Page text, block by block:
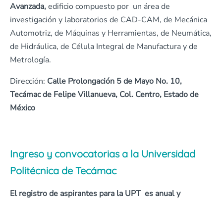
Avanzada,edificio compuesto por un área de
investigación y laboratorios de CAD-CAM, de Mecánica
Automotriz, de Máquinas y Herramientas, de Neumática,
de Hidráulica, de Célula Integral de Manufactura y de
Metrología.
Dirección: Calle Prolongación 5 de Mayo No. 10,
Tecámac de Felipe Villanueva, Col. Centro, Estado de
México
Ingreso y convocatorias a la Universidad
Politécnica de Tecámac
El registro de aspirantes para la UPT es anual y